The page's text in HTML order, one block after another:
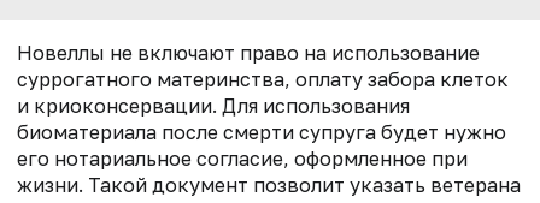
Новеллы не включают право на использование
суррогатного материнства, оплату забора клеток
и криоконсервации. Для использования
биоматериала после смерти супруга будет нужно
его нотариальное согласие, оформленное при
жизни. Такой документ позволит указать ветерана